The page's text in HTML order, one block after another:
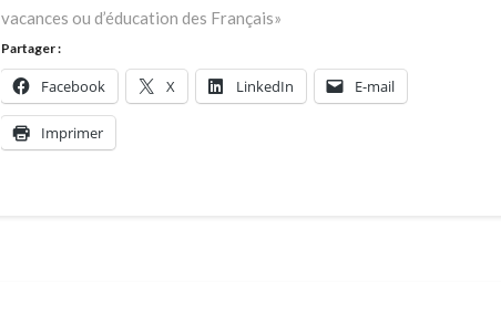
camps
de
vacances
vacances ou d’éducation des Français»
Partager :
Facebook X LinkedIn E-mail
Imprimer